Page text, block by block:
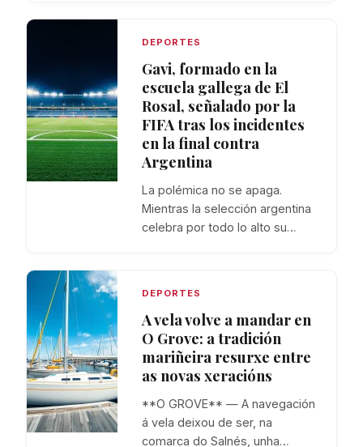
DEPORTES
Gavi, formado en la
escuela gallega de El
Rosal, señalado por la
FIFA tras los incidentes
en la final contra
Argentina
La polémica no se apaga.
Mientras la selección argentina
celebra por todo lo alto su…
DEPORTES
A vela volve a mandar en
O Grove: a tradición
mariñeira resurxe entre
as novas xeracións
**O GROVE** — A navegación
á vela deixou de ser, na
comarca do Salnés, unha…